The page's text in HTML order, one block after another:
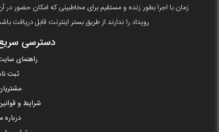
زمان با اجرا بطور زنده و مستقیم برای مخاطبینی که امکان حضور در
رویداد را ندارند از طریق بستر اینترنت قابل دریافت
دسترسی
راهنمای
ثبت
شرایط و
درباره